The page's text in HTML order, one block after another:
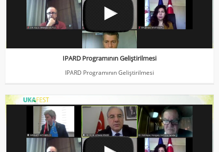
IPARD Programının Geliştirilmesi
IPARD Programının Geliştirilmesi
IPARD Programının Geliştirilmesi
IPARD Programının Geliştirilmesi